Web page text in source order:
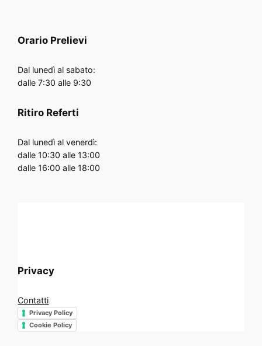
Orario Prelievi
Dal lunedì al sabato:
dalle 7:30 alle 9:30
Ritiro Referti
Dal lunedì al venerdì:
dalle 10:30 alle 13:00
dalle 16:00 alle 18:00
Privacy
Contatti
Privacy Policy
Cookie Policy